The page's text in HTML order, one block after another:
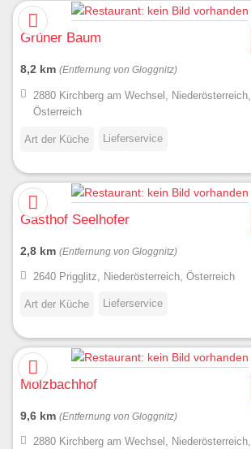
Grüner Baum
8,2 km (Entfernung von Gloggnitz)
2880 Kirchberg am Wechsel, Niederösterreich,
Österreich
Art der Küche Lieferservice
Gasthof Seelhofer
2,8 km (Entfernung von Gloggnitz)
2640 Prigglitz, Niederösterreich, Österreich
Art der Küche Lieferservice
Molzbachhof
9,6 km (Entfernung von Gloggnitz)
2880 Kirchberg am Wechsel, Niederösterreich,